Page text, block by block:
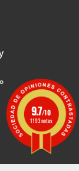
9.7/10
1193 notas